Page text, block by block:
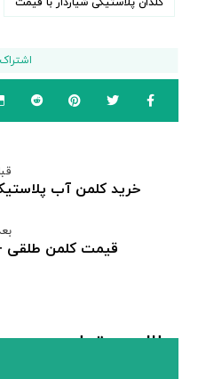
خرید کلمن آب
قیمت کلمن طلقی +
مطالب مرتبط ...